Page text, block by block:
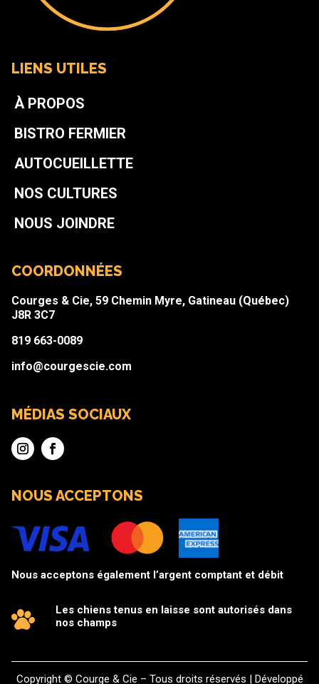
LIENS UTILES
À PROPOS
BISTRO FERMIER
AUTOCUEILLETTE
NOS CULTURES
NOUS JOINDRE
COORDONNÉES
Courges & Cie, 59 Chemin Myre, Gatineau (Québec)
J8R 3C7
819 663-0089
info@courgescie.com
MÉDIAS SOCIAUX
NOUS ACCEPTONS
Nous acceptons également l’argent comptant et débit
Les chiens tenus en laisse sont autorisés dans
nos champs
Copyright © Courge & Cie – Tous droits réservés | Développé